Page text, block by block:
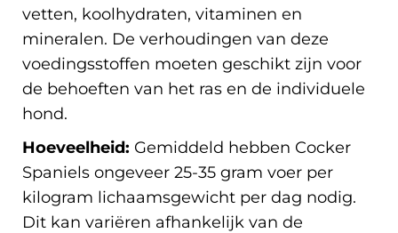
vetten, koolhydraten, vitaminen en
mineralen. De verhoudingen van deze
voedingsstoffen moeten geschikt zijn voor
de behoeften van het ras en de individuele
hond.
Hoeveelheid: Gemiddeld hebben Cocker
Spaniels ongeveer 25-35 gram voer per
kilogram lichaamsgewicht per dag nodig.
Dit kan variëren afhankelijk van de